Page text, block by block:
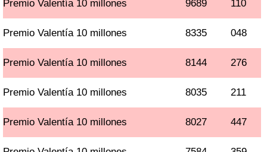
Premio Valentía 10 millones 9689 110
Premio Valentía 10 millones 8335 048
Premio Valentía 10 millones 8144 276
Premio Valentía 10 millones 8035 211
Premio Valentía 10 millones 8027 447